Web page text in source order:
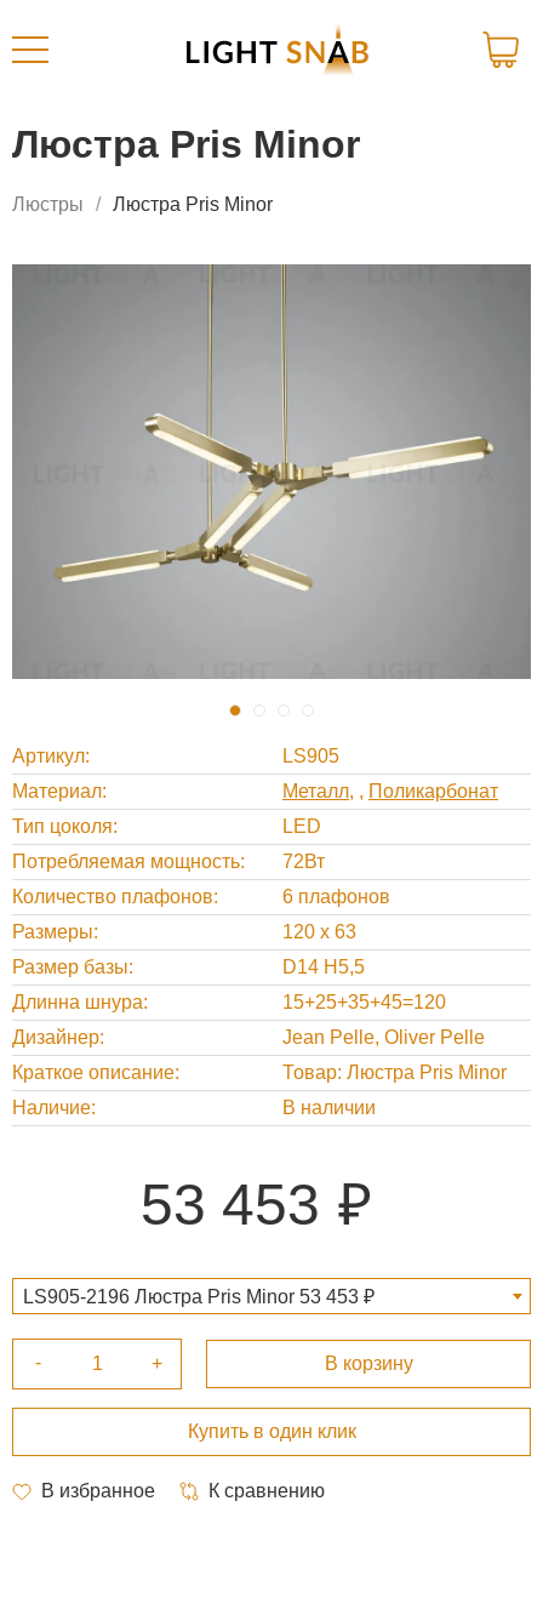
Люстра Pris Minor
Люстры Люстра Pris Minor
Артикул
LS905
Материал
Металл , Поликарбонат
Тип цоколя
LED
Потребляемая мощность
72Вт
Количество плафонов
6 плафонов
Размеры
120 x 63
Размер базы
D14 H5,5
Длинна шнура
15+25+35+45=120
Дизайнер
Jean Pelle, Oliver Pelle
Краткое описание
Товар: Люстра Pris Minor
Наличие
В наличии
53 453
LS905-2196 Люстра Pris Minor 53 453 ₽